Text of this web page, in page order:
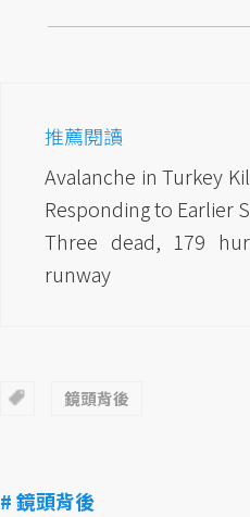
推薦閱讀
Avalanche in Turkey
Responding to Earlier
Three dead, 179
runway
鏡頭背後
# 鏡頭背後